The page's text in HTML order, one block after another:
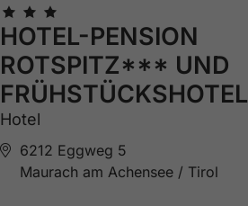
🞙 🞙 🞙
HOTEL-PENSION
ROTSPITZ*** UND
FRÜHSTÜCKSHOTEL
Hotel
6212 Eggweg 5
Maurach am Achensee / Tirol